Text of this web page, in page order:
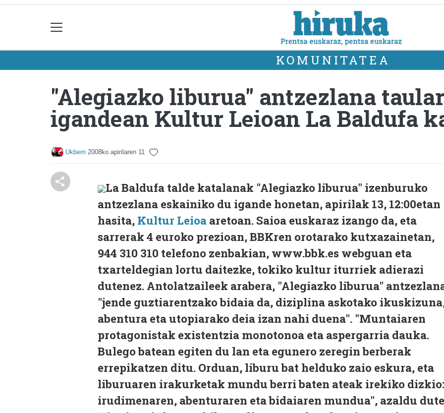
KOMUNITATEA
"Alegiazko liburua" antzezlana
igandean Kultur Leioan La Baldufa
Ukberri 2008ko apirilaren 11
La Baldufa talde katalanak "Alegiazko liburua" izenburuko
antzezlana eskainiko du igande honetan, apirilak 13, 12:00etan
hasita, Kultur Leioa aretoan. Saioa euskaraz izango da, eta
sarrerak 4 euroko prezioan, BBKren orotarako kutxazainetan,
944 310 310 telefono zenbakian, www.bbk.es webguan eta
txarteldegian lortu daitezke, tokiko kultur iturriek adierazi
dutenez. Antolatzaileek arabera, "Alegiazko liburua"
"jende guztiarentzako bidaia da, diziplina askotako
abentura eta utopiarako deia izan nahi duena". "Muntaiaren
protagonistak existentzia monotonoa eta aspergarria dauka.
Bulego batean egiten du lan eta egunero zeregin berberak
errepikatzen ditu. Orduan, liburu bat helduko zaio eskura, eta
liburuaren irakurketak mundu berri baten ateak irekiko dizkio:
irudimenaren, abenturaren eta bidaiaren mundua", azaldu